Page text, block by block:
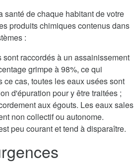
santé de chaque habitant de votre
produits chimiques contenus dans
:
raccordés à un assainissement
grimpe à 98%, ce qui
cas, toutes les eaux usées sont
d'épuration pour y être traitées ;
aux égouts. Les eaux sales
non collectif ou autonome.
peu courant et tend à disparaître.